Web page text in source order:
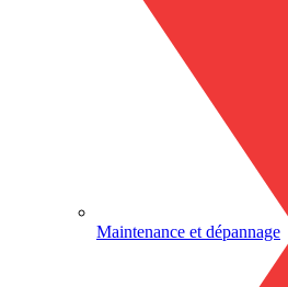
Maintenance et dépannage